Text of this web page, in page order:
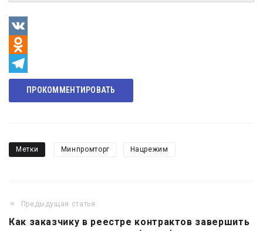
VK
Odnoklassniki
Telegram
ПРОКОММЕНТИРОВАТЬ
Метки Минпромторг Нацрежим
Навигация
по
Предыдущая статья
Как заказчику в реестре контрактов завершить